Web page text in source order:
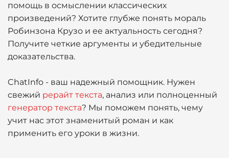
помощь в осмыслении классических
произведений? Хотите глубже понять мораль
Робинзона Крузо и ее актуальность сегодня?
Получите четкие аргументы и убедительные
доказательства.
ChatInfo - ваш надежный помощник. Нужен
свежий рерайт текста, анализ или полноценный
генератор текста? Мы поможем понять, чему
учит нас этот знаменитый роман и как
применить его уроки в жизни.